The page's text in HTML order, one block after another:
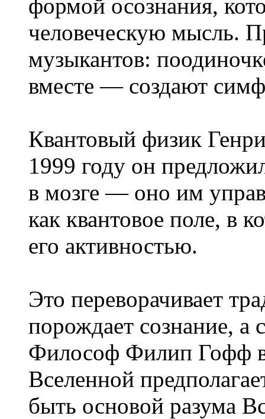
формой осознания,
человеческую мысль.
музыкантов:
вместе — создают
Квантовый физик
1999 году он
в мозге — оно им
как квантовое поле, в
его активностью.
Это переворачивает
порождает сознание, а
Философ Филип Гофф
Вселенной
быть основой разума